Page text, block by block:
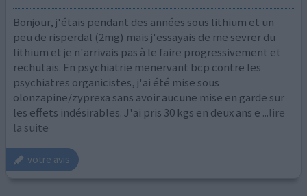
Bonjour, j'étais pendant des années sous lithium et un
peu de risperdal (2mg) mais j'essayais de me sevrer du
lithium et je n'arrivais pas à le faire progressivement et
rechutais. En psychiatrie menervant bcp contre les
psychiatres organicistes, j'ai été mise sous
olonzapine/zyprexa sans avoir aucune mise en garde sur
les effets indésirables. J'ai pris 30 kgs en deux ans e ...lire
la suite
votre avis